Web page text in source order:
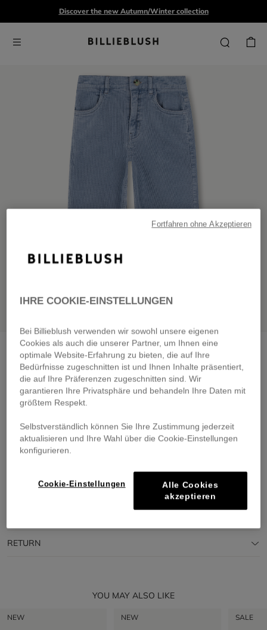
Discover the new Autumn/Winter collection
Pantsquiet harbor
From € 65,00
Pay in 4 interest-free instalments
🔒 Secure payment & easy returns
DESCRIPTION
TRACEABILITY
RETURN
YOU MAY ALSO LIKE
NEW NEW SALE
IHRE COOKIE-EINSTELLUNGEN
Bei Billieblush verwenden wir sowohl unsere eigenen
Cookies als auch die unserer Partner, um Ihnen eine
optimale Website-Erfahrung zu bieten, die auf Ihre
Bedürfnisse zugeschnitten ist und Ihnen Inhalte präsentiert,
die auf Ihre Präferenzen zugeschnitten sind. Wir
garantieren Ihre Privatsphäre und behandeln Ihre Daten mit
größtem Respekt.
Selbstverständlich können Sie Ihre Zustimmung jederzeit
aktualisieren und Ihre Wahl über die Cookie-Einstellungen
konfigurieren.
Cookie-Einstellungen
Alle Cookies
akzeptieren
Fortfahren ohne Akzeptieren